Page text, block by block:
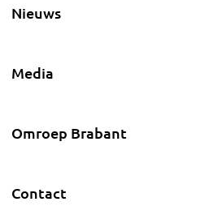
Nieuws
Media
Omroep Brabant
Contact